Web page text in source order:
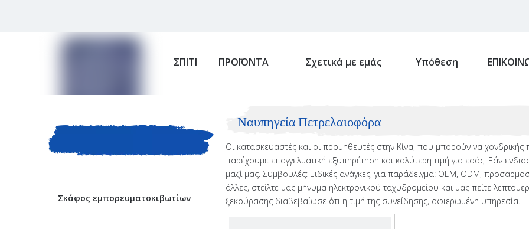
ΣΠΙΤΙ ΠΡΟΪΟΝΤΑ Σχετικά με εμάς Υπόθεση
ΚΑΤΗΓΟΡΙΑ
ΠΡΟΙΟΝΤΟΣ
Σκάφος εμπορευματοκιβωτίων
Ναυπηγεία Πετρελαιοφόρα
Οι κατασκευαστές και οι προμηθευτές στην Κίνα, που μπορούν να
παρέχουμε επαγγελματική εξυπηρέτηση και καλύτερη τιμή για εσάς. Εάν
μαζί μας. Συμβουλές: Ειδικές ανάγκες, για παράδειγμα: OEM, ODM,
άλλες, στείλτε μας μήνυμα ηλεκτρονικού ταχυδρομείου και μας πείτε
ξεκούρασης διαβεβαίωσε ότι η τιμή της συνείδησης, αφιερωμένη υπηρεσία.